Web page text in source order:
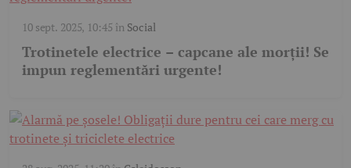
10 sept. 2025, 10:45 în Social
Trotinetele electrice – capcane ale morții! Se
impun reglementări urgente!